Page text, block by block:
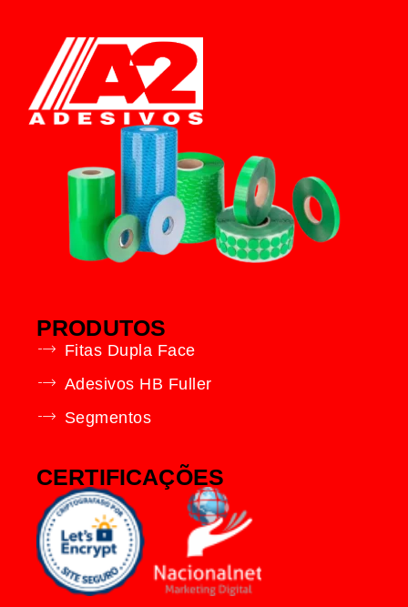
PRODUTOS
Fitas Dupla Face
Adesivos HB Fuller
Segmentos
CERTIFICAÇÕES